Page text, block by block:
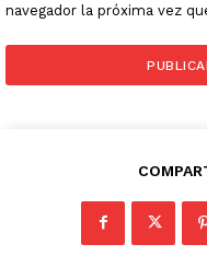
navegador la próxima vez